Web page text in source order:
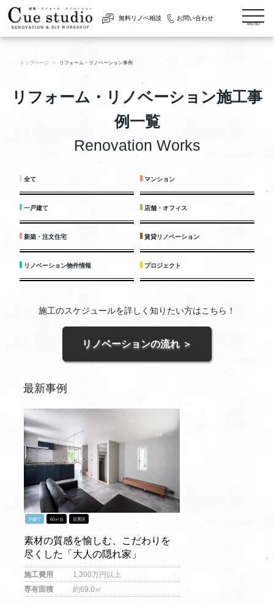
無料リノベ相談 お問い合わせ
MENU
トップページ リフォーム・リノベーション事例
リフォーム・リノベーション施工事
例一覧
Renovation Works
全て マンション
一戸建て 店舗・オフィス
新築・注文住宅 賃貸リノベーション
リノベーション物件情報 プロジェクト
施工のスケジュールを詳しく知りたい方はこちら！
リノベーションの流れ ＞
最新事例
戸建て 60㎡台 目黒区
素材の質感を愉しむ、こだわりを
尽くした「大人の隠れ家」
施工費用
1,300万円以上
専有面積
約69.0㎡